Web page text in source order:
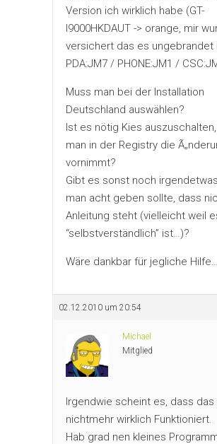
Version ich wirklich habe (GT-
I9000HKDAUT -> orange, mir
versichert das es ungebrandet
PDA:JM7 / PHONE:JM1 /
Muss man bei der Installation
Deutschland auswählen?
Ist es nötig Kies
man in der Registry die
vornimmt?
Gibt es sonst noch
man acht geben sollte, dass
Anleitung steht (vielleicht weil
“selbstverständlich” ist…)?
Wäre dankbar für jegliche
02.12.2010 um 20:54
Michael
Mitglied
Irgendwie scheint es, dass das
nichtmehr wirklich Funktioniert.
Hab grad nen kleines